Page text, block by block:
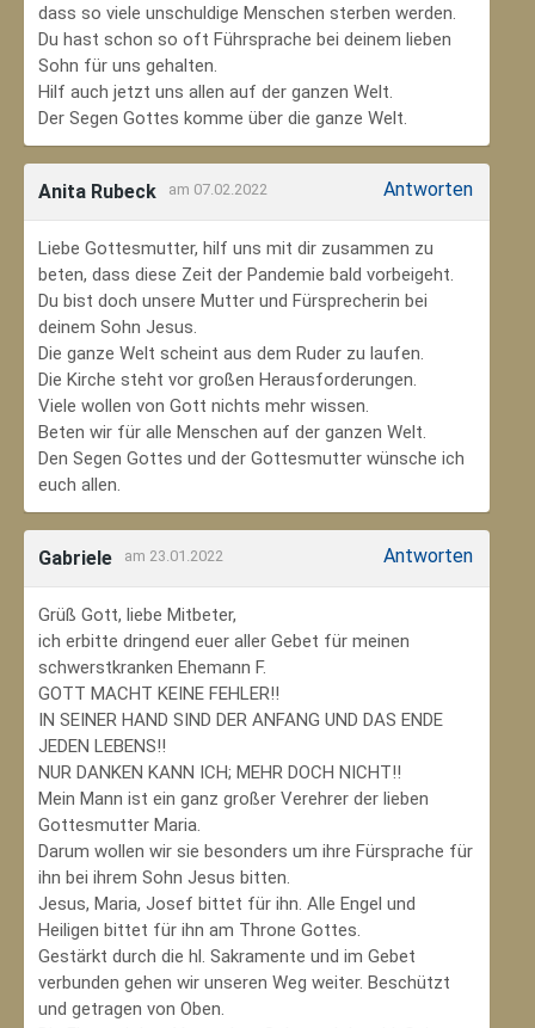
dass so viele unschuldige Menschen sterben werden.
Du hast schon so oft Führsprache bei deinem lieben
Sohn für uns gehalten.
Hilf auch jetzt uns allen auf der ganzen Welt.
Der Segen Gottes komme über die ganze Welt.
Anita Rubeck am 07.02.2022 Antworten
Liebe Gottesmutter, hilf uns mit dir zusammen zu
beten, dass diese Zeit der Pandemie bald vorbeigeht.
Du bist doch unsere Mutter und Fürsprecherin bei
deinem Sohn Jesus.
Die ganze Welt scheint aus dem Ruder zu laufen.
Die Kirche steht vor großen Herausforderungen.
Viele wollen von Gott nichts mehr wissen.
Beten wir für alle Menschen auf der ganzen Welt.
Den Segen Gottes und der Gottesmutter wünsche ich
euch allen.
Gabriele am 23.01.2022 Antworten
Grüß Gott, liebe Mitbeter,
ich erbitte dringend euer aller Gebet für meinen
schwerstkranken Ehemann F.
GOTT MACHT KEINE FEHLER!!
IN SEINER HAND SIND DER ANFANG UND DAS ENDE
JEDEN LEBENS!!
NUR DANKEN KANN ICH; MEHR DOCH NICHT!!
Mein Mann ist ein ganz großer Verehrer der lieben
Gottesmutter Maria.
Darum wollen wir sie besonders um ihre Fürsprache für
ihn bei ihrem Sohn Jesus bitten.
Jesus, Maria, Josef bittet für ihn. Alle Engel und
Heiligen bittet für ihn am Throne Gottes.
Gestärkt durch die hl. Sakramente und im Gebet
verbunden gehen wir unseren Weg weiter. Beschützt
und getragen von Oben.